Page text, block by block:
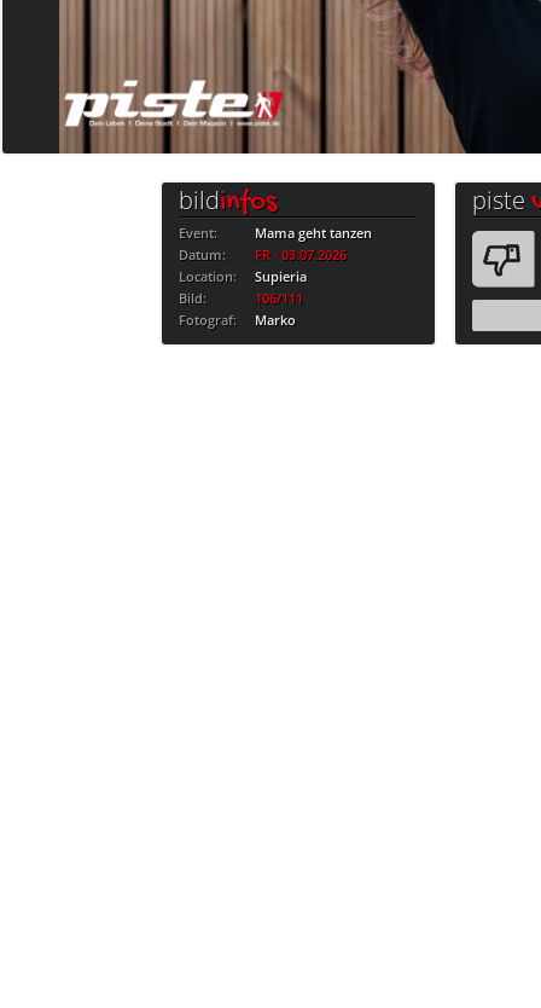
bildinfos
Event:
Mama geht tanzen
Datum:
FR · 03.07.2026
Location:
Supieria
Bild:
106/111
Fotograf:
Marko
piste